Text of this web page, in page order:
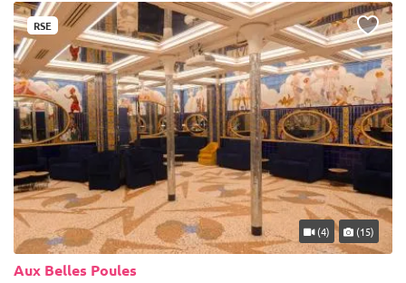
RSE
(4) (15)
Aux Belles Poules